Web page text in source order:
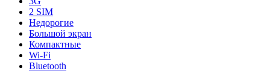
2 SIM
Недорогие
Большой экран
Компактные
Wi-Fi
Bluetooth